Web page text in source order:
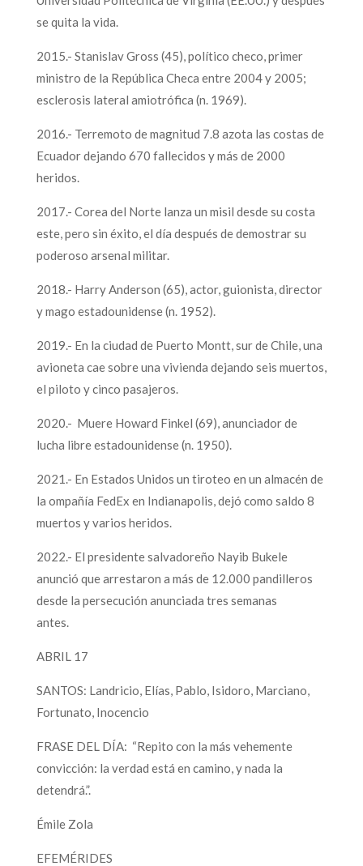
se quita la vida.
2015.- Stanislav Gross (45), político checo, primer
ministro de la República Checa entre 2004 y 2005;
esclerosis lateral amiotrófica (n. 1969).
2016.- Terremoto de magnitud 7.8 azota las costas de
Ecuador dejando 670 fallecidos y más de 2000
heridos.
2017.- Corea del Norte lanza un misil desde su costa
este, pero sin éxito, el día después de demostrar su
poderoso arsenal militar.
2018.- Harry Anderson (65), actor, guionista, director
y mago estadounidense (n. 1952).
2019.- En la ciudad de Puerto Montt, sur de Chile, una
avioneta cae sobre una vivienda dejando seis muertos,
el piloto y cinco pasajeros.
2020.- Muere Howard Finkel (69), anunciador de
lucha libre estadounidense (n. 1950).
2021.- En Estados Unidos un tiroteo en un almacén de
la ompañía FedEx en Indianapolis, dejó como saldo 8
muertos y varios heridos.
2022.- El presidente salvadoreño Nayib Bukele
anunció que arrestaron a más de 12.000 pandilleros
desde la persecución anunciada tres semanas
antes.
ABRIL 17
SANTOS: Landricio, Elías, Pablo, Isidoro, Marciano,
Fortunato, Inocencio
FRASE DEL DÍA: “Repito con la más vehemente
convicción: la verdad está en camino, y nada la
detendrá.”.
Émile Zola
EFEMÉRIDES